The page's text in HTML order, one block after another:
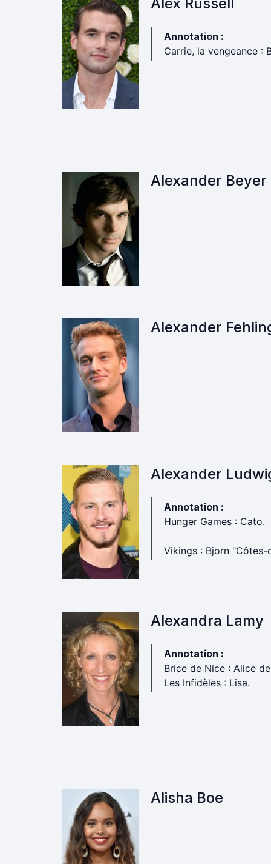
Annotation :
Carrie, la vengeance :
Alexander Beyer
Alexander
Alexander
Annotation :
Hunger Games : Cato.
Vikings : Bjorn "Côtes-
Alexandra Lamy
Annotation :
Brice de Nice : Alice
Les Infidèles : Lisa.
Alisha Boe